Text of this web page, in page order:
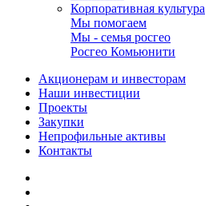
Корпоративная культура
Мы помогаем
Мы - семья росгео
Росгео Комьюнити
Акционерам и инвесторам
Наши инвестиции
Проекты
Закупки
Непрофильные активы
Контакты